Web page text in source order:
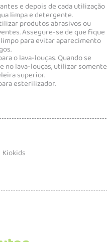
antes e depois de cada utilização
limpa e detergente.
produtos abrasivos ou
Assegure-se de que fique
para evitar aparecimento
o lava-louças. Quando se
no lava-louças, utilizar somente
superior.
esterilizador.
Kiokids